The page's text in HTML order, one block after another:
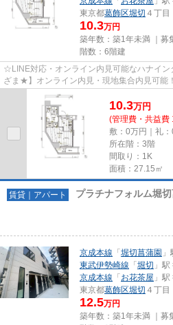
東京都葛飾区堀切 ４丁目
10.3万円
築年数：築1年未満 ｜募
階数：6階建
☆LINE対応・オンライン内見可能なハナイ
ざま★】オンライン内見・現地集合内見可能
てお部屋さがしができます♪
10.3万円
(管理費・共益費
敷：0万円｜礼：
所在階：3階
間取り：1K
面積：27.15㎡
賃貸｜アパート プラチナフォルム堀切
京成本線 「 堀切菖蒲園
東武伊勢崎線 「 堀切 」
京成本線 「 お花茶屋 」
東京都葛飾区堀切 ４丁目
12.5万円
築年数：築1年未満 ｜募